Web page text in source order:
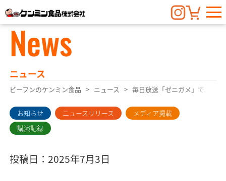
News
ニュース
ビーフンのケンミン食品 ニュース 毎日放送「ゼニガメ」で、「
お知らせ ニュースリリース
メディア掲載
講演記録
投稿日：2025年7月3日